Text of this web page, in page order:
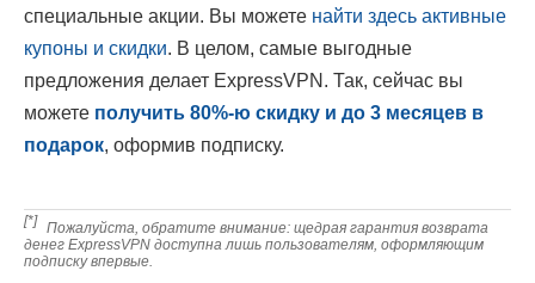
специальные акции. Вы можете найти здесь активные
купоны и скидки. В целом, самые выгодные
предложения делает ExpressVPN. Так, сейчас вы
можете получить 80%-ю скидку и до 3 месяцев в
подарок, оформив подписку.
[*] Пожалуйста, обратите внимание: щедрая гарантия возврата
денег ExpressVPN доступна лишь пользователям, оформляющим
подписку впервые.